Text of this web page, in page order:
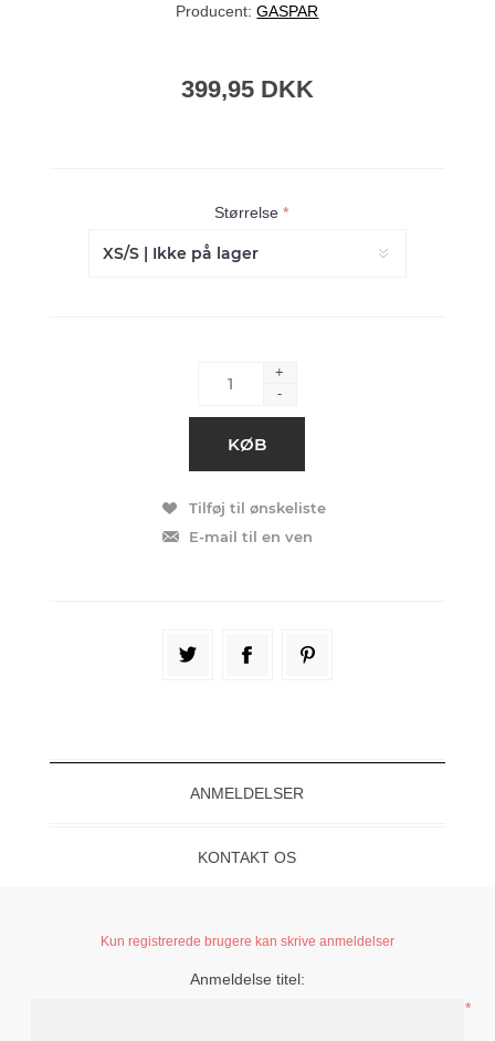
Producent: GASPAR
399,95 DKK
Størrelse*
+
-
ANMELDELSER
KONTAKT OS
Kun registrerede brugere kan skrive anmeldelser
Anmeldelse titel:
*